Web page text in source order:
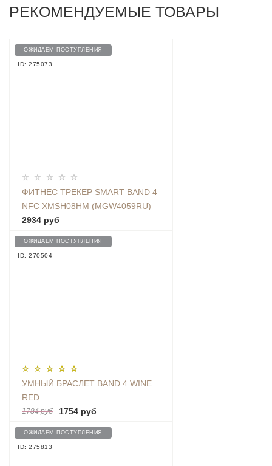
РЕКОМЕНДУЕМЫЕ ТОВАРЫ
ОЖИДАЕМ ПОСТУПЛЕНИЯ
ID: 275073
ФИТНЕС ТРЕКЕР SMART BAND 4
NFC XMSH08HM (MGW4059RU)
2934 руб
ОЖИДАЕМ ПОСТУПЛЕНИЯ
ID: 270504
УМНЫЙ БРАСЛЕТ BAND 4 WINE
RED
1784 руб 1754 руб
ОЖИДАЕМ ПОСТУПЛЕНИЯ
ID: 275813